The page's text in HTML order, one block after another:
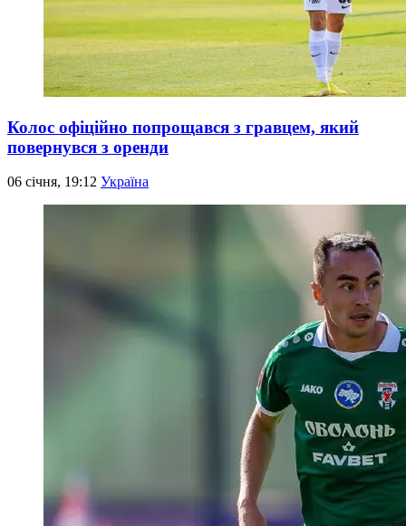
Колос офіційно попрощався з гравцем, який
повернувся з оренди
06 січня, 19:12 Україна